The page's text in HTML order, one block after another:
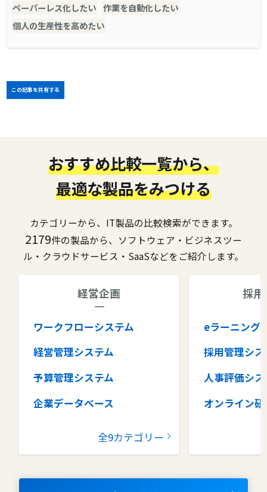
ペーパーレス化したい 作業を自動化したい
個人の生産性を高めたい
この記事を共有する
おすすめ比較一覧から、
最適な製品をみつける
カテゴリーから、IT製品の比較検索ができます。
2179件の製品から、ソフトウェア・ビジネスツー
ル・クラウドサービス・SaaSなどをご紹介します。
経営企画
ワークフローシステム
経営管理システム
予算管理システム
企業データベース
コラボレーションツール
ナレッジマネジメントツール
全9カテゴリー
採
eラーニング
採用管理シス
人事評価シス
オンライン研
タレントマ